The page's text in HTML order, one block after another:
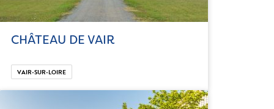
CHÂTEAU DE VAIR
VAIR-SUR-LOIRE